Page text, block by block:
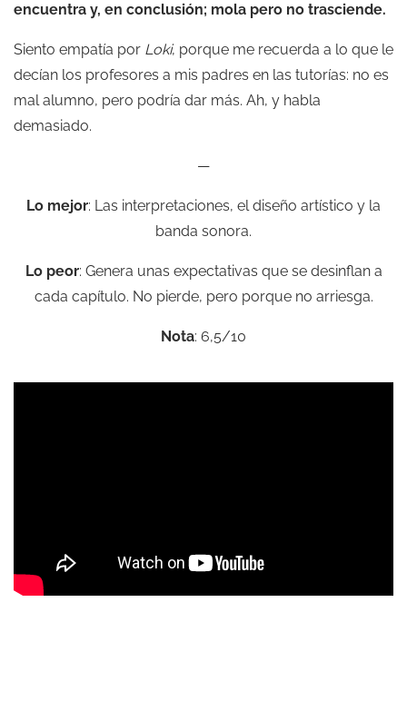
encuentra y, en conclusión; mola pero no trasciende.
Siento empatía por Loki, porque me recuerda a lo que le
decían los profesores a mis padres en las tutorías: no es
mal alumno, pero podría dar más. Ah, y habla
demasiado.
—
Lo mejor: Las interpretaciones, el diseño artístico y la
banda sonora.
Lo peor: Genera unas expectativas que se desinflan a
cada capítulo. No pierde, pero porque no arriesga.
Nota: 6,5/10